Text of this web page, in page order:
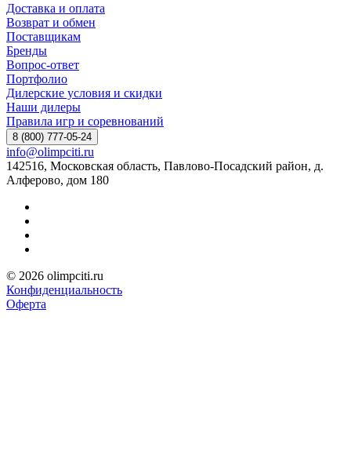
Доставка и оплата
Возврат и обмен
Поставщикам
Бренды
Вопрос-ответ
Портфолио
Дилерские условия и скидки
Наши дилеры
Правила игр и соревнований
8 (800) 777-05-24
info@olimpciti.ru
142516, Московская область, Павлово-Посадский район, д.
Алферово, дом 180
© 2026 olimpciti.ru
Конфиденциальность
Оферта